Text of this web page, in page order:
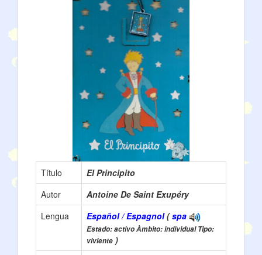
Título
El Principito
Autor
Antoine De Saint Exupéry
Lengua
Español / Espagnol(spa
Estado: activo Àmbito: individual Tipo:
viviente )